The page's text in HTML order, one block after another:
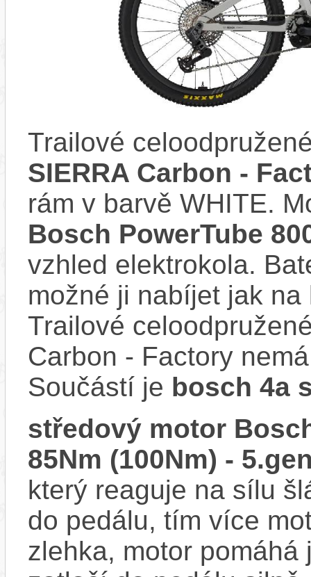
Trailové
SIERRA Carbon -
rám v barvě WHITE.
Bosch PowerTube
vzhled elektrokola.
možné ji nabíjet jak
Trailové
Carbon - Factory
Součástí je bosch 4a
středový motor
85Nm (100Nm) -
který reaguje na sílu
do pedálu, tím více
zlehka, motor